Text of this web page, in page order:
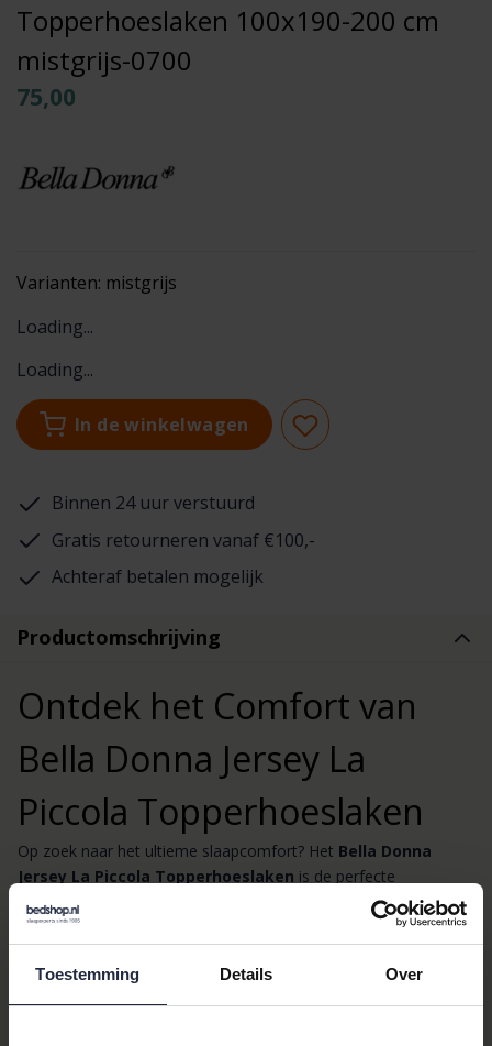
Toestemming Details Over
Topperhoeslaken 100x190-200 cm
mistgrijs-0700
75,00
Varianten: mistgrijs
Loading...
Loading...
In de winkelwagen
Binnen 24 uur verstuurd
Gratis retourneren vanaf €100,-
Achteraf betalen mogelijk
Productomschrijving
Ontdek het Comfort van
Bella Donna Jersey La
Piccola Topperhoeslaken
Op zoek naar het ultieme slaapcomfort? Het Bella Donna
Jersey La Piccola Topperhoeslaken is de perfecte
toevoeging aan uw slaapkamer. Dit hoeslaken is speciaal
ontworpen voor uw topper matras en biedt een ongeëvenaarde
zachtheid en duurzaamheid.
Luxe Kwaliteit en Perfecte